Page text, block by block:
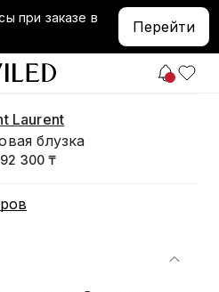
при заказе в
Перейти
Laurent
блузка
300 ₸